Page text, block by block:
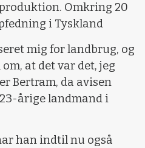
Omkring 20
i Tyskland
mig for landbrug, og
at det var det, jeg
Bertram, da avisen
årige landmand i
han indtil nu også